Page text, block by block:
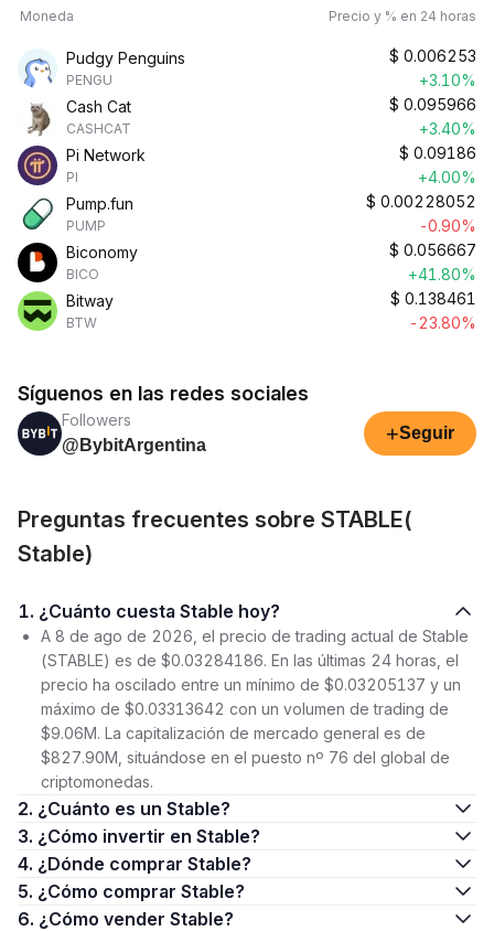
Moneda Precio y % en 24 horas
Pudgy Penguins
PENGU
$ 0.006253
+3.10%
Cash Cat
CASHCAT
$ 0.095966
+3.40%
Pi Network
PI
$ 0.09186
+4.00%
Pump.fun
PUMP
$ 0.00228052
-0.90%
Biconomy
BICO
$ 0.056667
+41.80%
Bitway
BTW
$ 0.138461
-23.80%
Síguenos en las redes sociales
Followers
@BybitArgentina
+Seguir
Preguntas frecuentes sobre STABLE(​​
Stable)
1. ¿Cuánto cuesta ​​Stable hoy?
A 8 de ago de 2026, el precio de trading actual de ​​Stable
(STABLE) es de $0.03284186. En las últimas 24 horas, el
precio ha oscilado entre un mínimo de $0.03205137 y un
máximo de $0.03313642 con un volumen de trading de
$9.06M. La capitalización de mercado general es de
$827.90M, situándose en el puesto nº 76 del global de
criptomonedas.
2. ¿Cuánto es un ​​Stable?
3. ¿Cómo invertir en ​​Stable?
4. ¿Dónde comprar ​​Stable?
5. ¿Cómo comprar ​​Stable?
6. ¿Cómo vender ​​Stable?